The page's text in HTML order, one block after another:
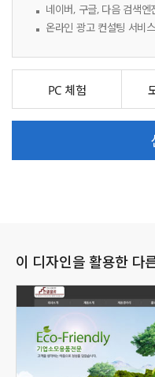
네이버, 구글, 다음 검색
온라인 광고 컨설팅 서비스
PC 체험
이 디자인을 활용한 다